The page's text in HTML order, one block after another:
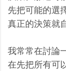
先把可能的選
真正的決策就
我常常在討論
在先把所有可